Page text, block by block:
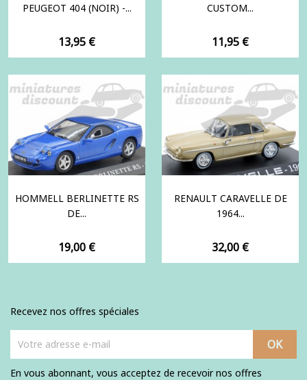
PEUGEOT 404 (NOIR) -...
Prix
13,95 €
CUSTOM...
Prix
11,95 €
HOMMELL BERLINETTE RS
DE...
Prix
19,00 €
RENAULT CARAVELLE DE
1964...
Prix
32,00 €
Recevez nos offres spéciales
En vous abonnant, vous acceptez de recevoir nos offres